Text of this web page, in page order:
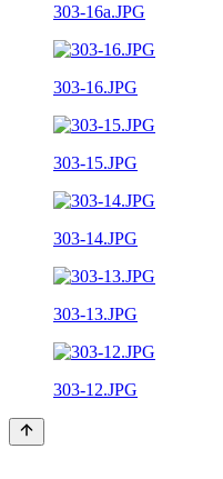
303-16a.JPG
303-16.JPG
303-15.JPG
303-14.JPG
303-13.JPG
303-12.JPG